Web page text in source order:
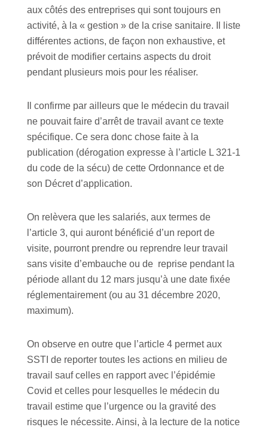
aux côtés des entreprises qui sont toujours en
activité, à la « gestion » de la crise sanitaire. Il liste
différentes actions, de façon non exhaustive, et
prévoit de modifier certains aspects du droit
pendant plusieurs mois pour les réaliser.
Il confirme par ailleurs que le médecin du travail
ne pouvait faire d’arrêt de travail avant ce texte
spécifique. Ce sera donc chose faite à la
publication (dérogation expresse à l’article L 321-1
du code de la sécu) de cette Ordonnance et de
son Décret d’application.
On relèvera que les salariés, aux termes de
l’article 3, qui auront bénéficié d’un report de
visite, pourront prendre ou reprendre leur travail
sans visite d’embauche ou de reprise pendant la
période allant du 12 mars jusqu’à une date fixée
réglementairement (ou au 31 décembre 2020,
maximum).
On observe en outre que l’article 4 permet aux
SSTI de reporter toutes les actions en milieu de
travail sauf celles en rapport avec l’épidémie
Covid et celles pour lesquelles le médecin du
travail estime que l’urgence ou la gravité des
risques le nécessite. Ainsi, à la lecture de la notice